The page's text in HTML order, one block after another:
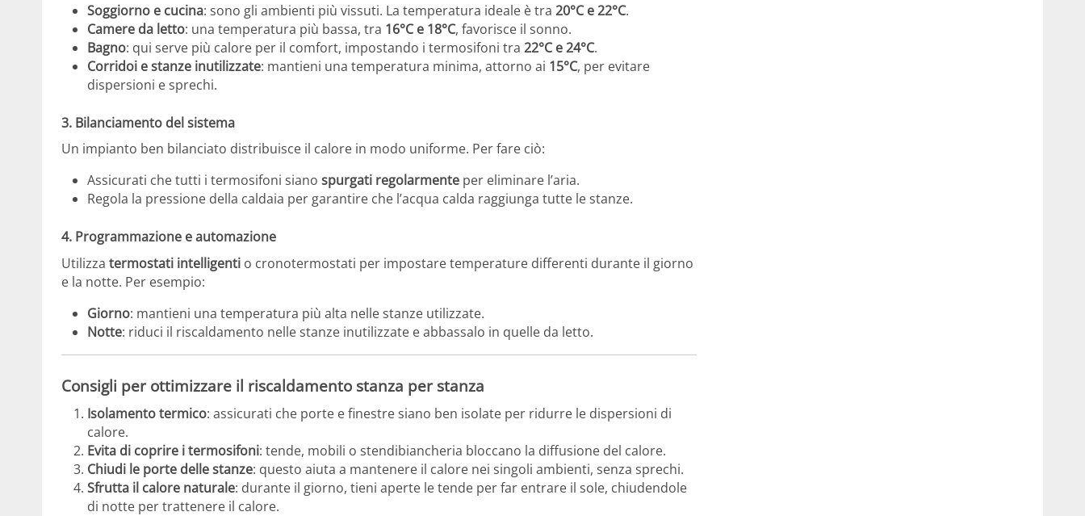
Soggiorno e cucina: sono gli ambienti più vissuti. La temperatura ideale è tra 20°C e 22°C.
Camere da letto: una temperatura più bassa, tra 16°C e 18°C, favorisce il sonno.
Bagno: qui serve più calore per il comfort, impostando i termosifoni tra 22°C e 24°C.
Corridoi e stanze inutilizzate: mantieni una temperatura minima, attorno ai 15°C, per evitare
dispersioni e sprechi.
3. Bilanciamento del sistema
Un impianto ben bilanciato distribuisce il calore in modo uniforme. Per fare ciò:
Assicurati che tutti i termosifoni siano spurgati regolarmente per eliminare l’aria.
Regola la pressione della caldaia per garantire che l’acqua calda raggiunga tutte le stanze.
4. Programmazione e automazione
Utilizza termostati intelligenti o cronotermostati per impostare temperature differenti durante il giorno
e la notte. Per esempio:
Giorno: mantieni una temperatura più alta nelle stanze utilizzate.
Notte: riduci il riscaldamento nelle stanze inutilizzate e abbassalo in quelle da letto.
Consigli per ottimizzare il riscaldamento stanza per stanza
Isolamento termico: assicurati che porte e finestre siano ben isolate per ridurre le dispersioni di
calore.
Evita di coprire i termosifoni: tende, mobili o stendibiancheria bloccano la diffusione del calore.
Chiudi le porte delle stanze: questo aiuta a mantenere il calore nei singoli ambienti, senza sprechi.
Sfrutta il calore naturale: durante il giorno, tieni aperte le tende per far entrare il sole, chiudendole
di notte per trattenere il calore.